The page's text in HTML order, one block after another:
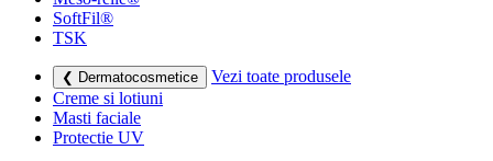
SoftFil®
TSK
❮ Dermatocosmetice
Vezi toate produsele
Creme si lotiuni
Masti faciale
Protectie UV